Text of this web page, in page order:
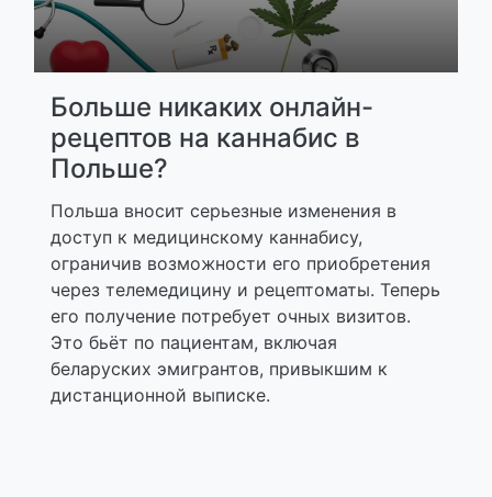
Больше никаких онлайн-
рецептов на каннабис в
Польше?
Польша вносит серьезные изменения в
доступ к медицинскому каннабису,
ограничив возможности его приобретения
через телемедицину и рецептоматы. Теперь
его получение потребует очных визитов.
Это бьёт по пациентам, включая
беларуских эмигрантов, привыкшим к
дистанционной выписке.